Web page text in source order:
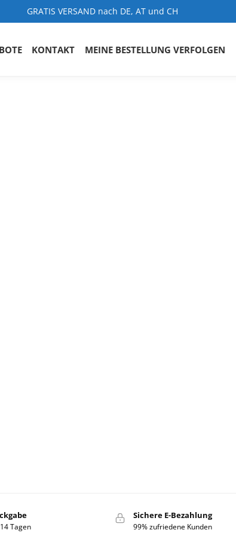
GRATIS VERSAND nach DE, AT und CH
KONTAKT MEINE BESTELLUNG VERFOLGEN
Tagen
Sichere E-Bezahlung
99% zufriedene Kunden